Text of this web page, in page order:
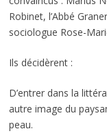
Robinet, l’Abbé
sociologue Rose-
Ils décidèrent :
D’entrer dans la
autre image du
peau.